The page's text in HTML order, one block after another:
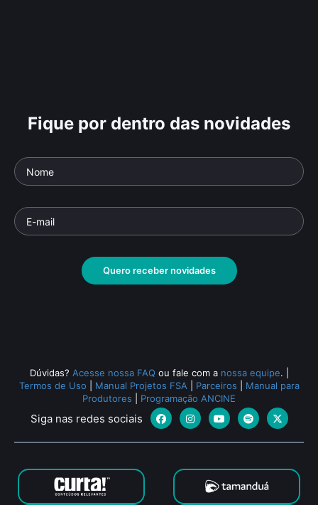
Fique por dentro das novidades
Quero receber novidades
Dúvidas? Acesse nossa FAQ ou fale com a nossa equipe.
Termos de Uso
Manual Projetos FSA Parceiros
Manual para
Produtores
Programação ANCINE
Siga nas redes sociais